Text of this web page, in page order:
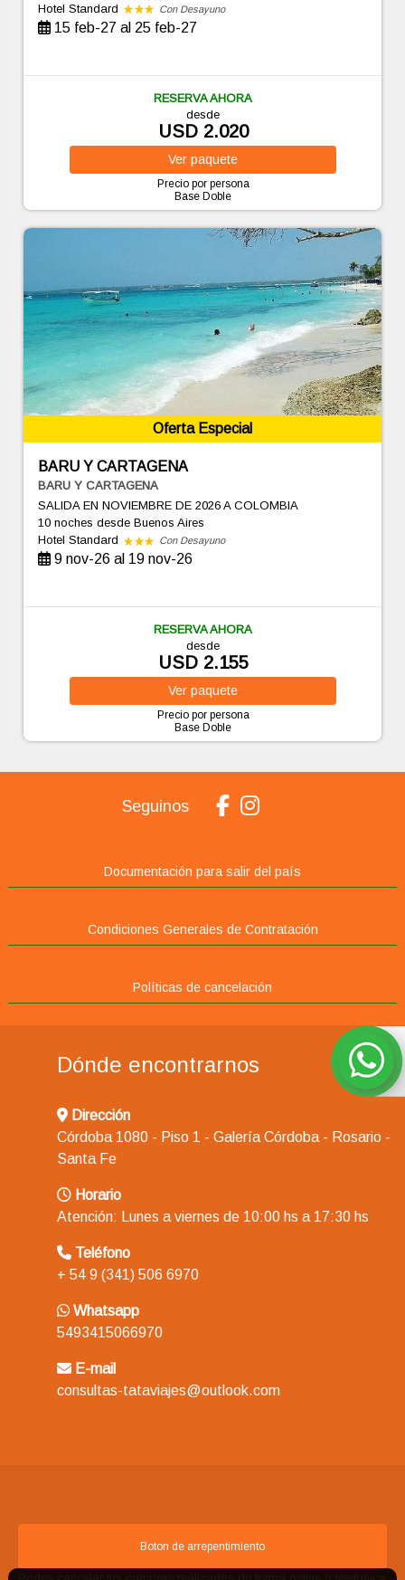
Hotel Standard
Con Desayuno
15 feb-27 al 25 feb-27
RESERVA AHORA
desde
USD 2.020
Ver paquete
Precio por persona
Base Doble
Oferta Especial
BARU Y CARTAGENA
BARU Y CARTAGENA
SALIDA EN NOVIEMBRE DE 2026 A COLOMBIA
10 nochesdesde Buenos Aires
Hotel Standard
Con Desayuno
9 nov-26 al 19 nov-26
RESERVA AHORA
desde
USD 2.155
Ver paquete
Precio por persona
Base Doble
Seguinos
Documentación para salir del país
Condiciones Generales de Contratación
Políticas de cancelación
Dónde encontrarnos
Dirección
Córdoba 1080 - Piso 1 - Galería Córdoba - Rosario -
Santa Fe
Horario
Atención: Lunes a viernes de 10:00 hs a 17:30 hs
Teléfono
+ 54 9 (341) 506 6970
Whatsapp
5493415066970
E-mail
consultas-tataviajes@outlook.com
Boton de arrepentimiento